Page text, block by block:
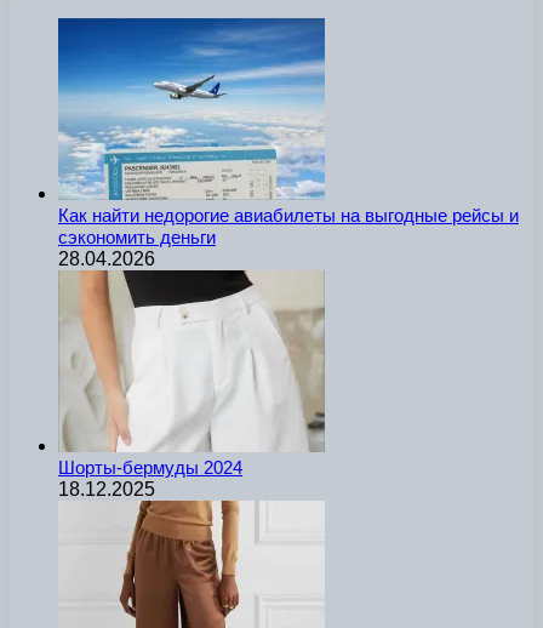
Как найти недорогие авиабилеты на выгодные рейсы и
сэкономить деньги
28.04.2026
Шорты-бермуды 2024
18.12.2025